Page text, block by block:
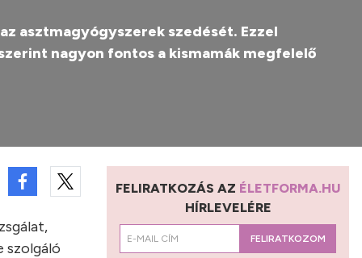
asztmagyógyszerek szedését. Ezzel
nagyon fontos a kismamák megfelelő
szolgáló
FELIRATKOZÁS AZ ÉLETFORMA.HU
HÍRLEVELÉRE
FELIRATKOZOM